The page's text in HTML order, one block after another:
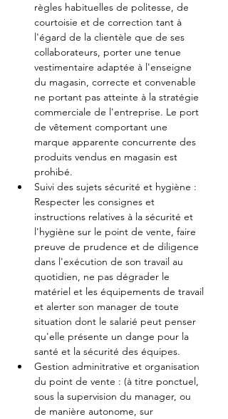
règles habituelles de politesse, de
courtoisie et de correction tant à
l'égard de la clientèle que de ses
collaborateurs, porter une tenue
vestimentaire adaptée à l'enseigne
du magasin, correcte et convenable
ne portant pas atteinte à la stratégie
commerciale de l'entreprise. Le port
de vêtement comportant une
marque apparente concurrente des
produits vendus en magasin est
prohibé.
Suivi des sujets sécurité et hygiène :
Respecter les consignes et
instructions relatives à la sécurité et
l'hygiène sur le point de vente, faire
preuve de prudence et de diligence
dans l'exécution de son travail au
quotidien, ne pas dégrader le
matériel et les équipements de travail
et alerter son manager de toute
situation dont le salarié peut penser
qu'elle présente un dange pour la
santé et la sécurité des équipes.
Gestion adminitrative et organisation
du point de vente : (à titre ponctuel,
sous la supervision du manager, ou
de manière autonome, sur